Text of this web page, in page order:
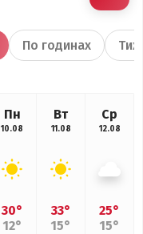
По годинах
Пн
10.08
30°
12°
Вт
11.08
33°
15°
Ср
12.08
25°
15°